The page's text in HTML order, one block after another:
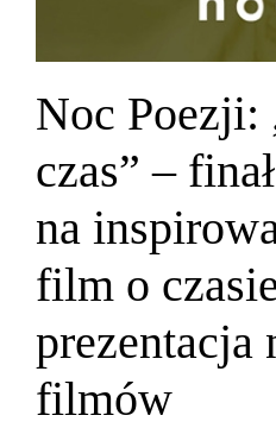
Noc Poezji:
czas” –
na
film o
prezentacja
filmów